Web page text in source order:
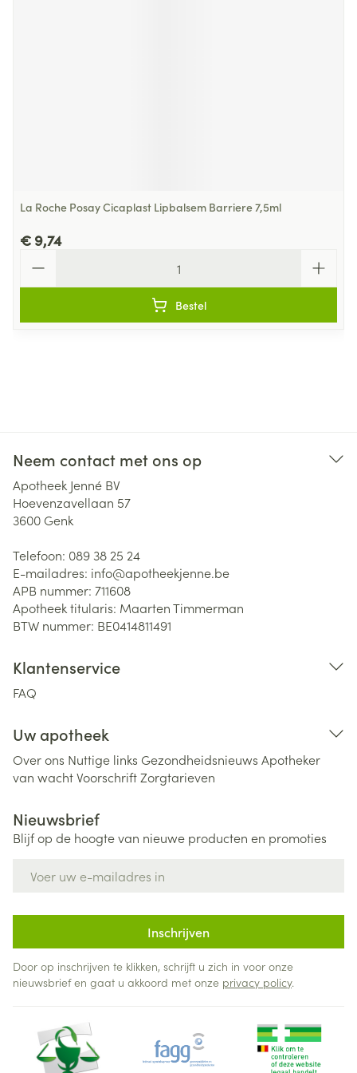
La Roche Posay Cicaplast Lipbalsem Barriere 7,5ml
€ 9,74
Bestel
Neem contact met ons op
Apotheek Jenné BV
Hoevenzavellaan 57
3600 Genk
Telefoon: 089 38 25 24
E-mailadres: info@apotheekjenne.be
APB nummer: 711608
Apotheek titularis: Maarten Timmerman
BTW nummer: BE0414811491
Klantenservice
FAQ
Uw apotheek
Over ons Nuttige links Gezondheidsnieuws Apotheker
van wachtVoorschriftZorgtarieven
Nieuwsbrief
Blijf op de hoogte van nieuwe producten en promoties
Inschrijven
Door op inschrijven te klikken, schrijft u zich in voor onze
nieuwsbrief en gaat u akkoord met onze privacy policy.